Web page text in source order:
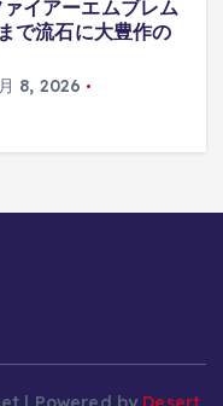
phi72110
8月 7,
11 views